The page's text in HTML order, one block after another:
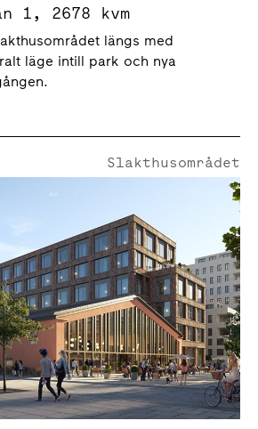
Högrevsgatan 1, 2678 kvm
längs med
läge intill park och nya
Slakthusområdet